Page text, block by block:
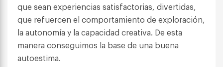
que sean experiencias satisfactorias, divertidas,
que refuercen el comportamiento de exploración,
la autonomía y la capacidad creativa. De esta
manera conseguimos la base de una buena
autoestima.